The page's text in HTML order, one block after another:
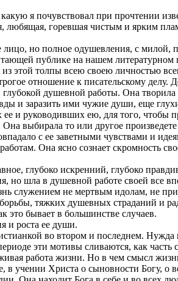
я почувствовал при прочтении
горевшая чистым и ярким
но полное одушевления, с милой,
публике на нашем литературном
этой толпы всею своею личностью
отношение к писательскому
душевной работы. Она творила
и заразить ими чужие души, еще
и руководивших ею, для того, чтобы
выбирала то или другое
с ее заветными чувствами и
Она ясно сознает скромность
глубоко искренний, глубоко
но шла в душевной работе своей
служением не мертвым идолам, не
тяжких душевных страданий и
бывает в большинстве случаев.
и роста ее души.
во втором и последнем.
эти мотивы сливаются, как
работа жизни. Но в чем смысл
в учении Христа о сыновности Богу,